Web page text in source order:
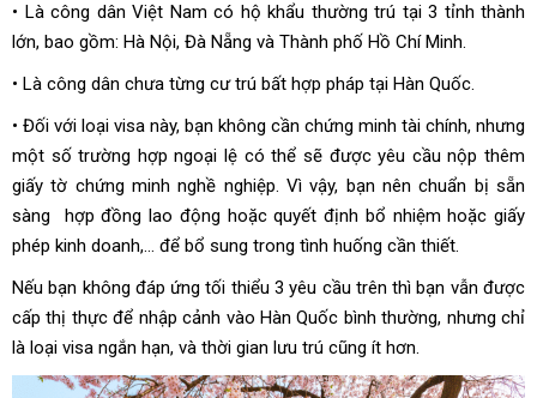
• Là công dân Việt Nam có hộ khẩu thường trú tại 3 tỉnh thành
lớn, bao gồm: Hà Nội, Đà Nẵng và Thành phố Hồ Chí Minh.
• Là công dân chưa từng cư trú bất hợp pháp tại Hàn Quốc.
• Đối với loại visa này, bạn không cần chứng minh tài chính, nhưng
một số trường hợp ngoại lệ có thể sẽ được yêu cầu nộp thêm
giấy tờ chứng minh nghề nghiệp. Vì vậy, bạn nên chuẩn bị sẵn
sàng hợp đồng lao động hoặc quyết định bổ nhiệm hoặc giấy
phép kinh doanh,… để bổ sung trong tình huống cần thiết.
Nếu bạn không đáp ứng tối thiểu 3 yêu cầu trên thì bạn vẫn được
cấp thị thực để nhập cảnh vào Hàn Quốc bình thường, nhưng chỉ
là loại visa ngắn hạn, và thời gian lưu trú cũng ít hơn.